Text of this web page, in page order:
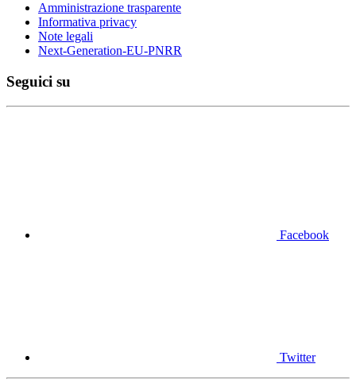
Amministrazione trasparente
Informativa privacy
Note legali
Next-Generation-EU-PNRR
Seguici su
Facebook
Twitter